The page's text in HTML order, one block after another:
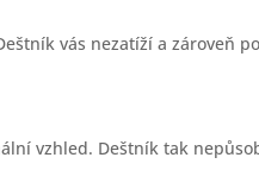
vás nezatíží a zároveň
vzhled. Deštník tak